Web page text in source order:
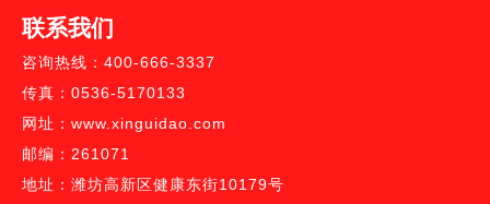
联系我们
咨询热线：400-666-3337
传真：0536-5170133
网址：www.xinguidao.com
邮编：261071
地址：潍坊高新区健康东街10179号